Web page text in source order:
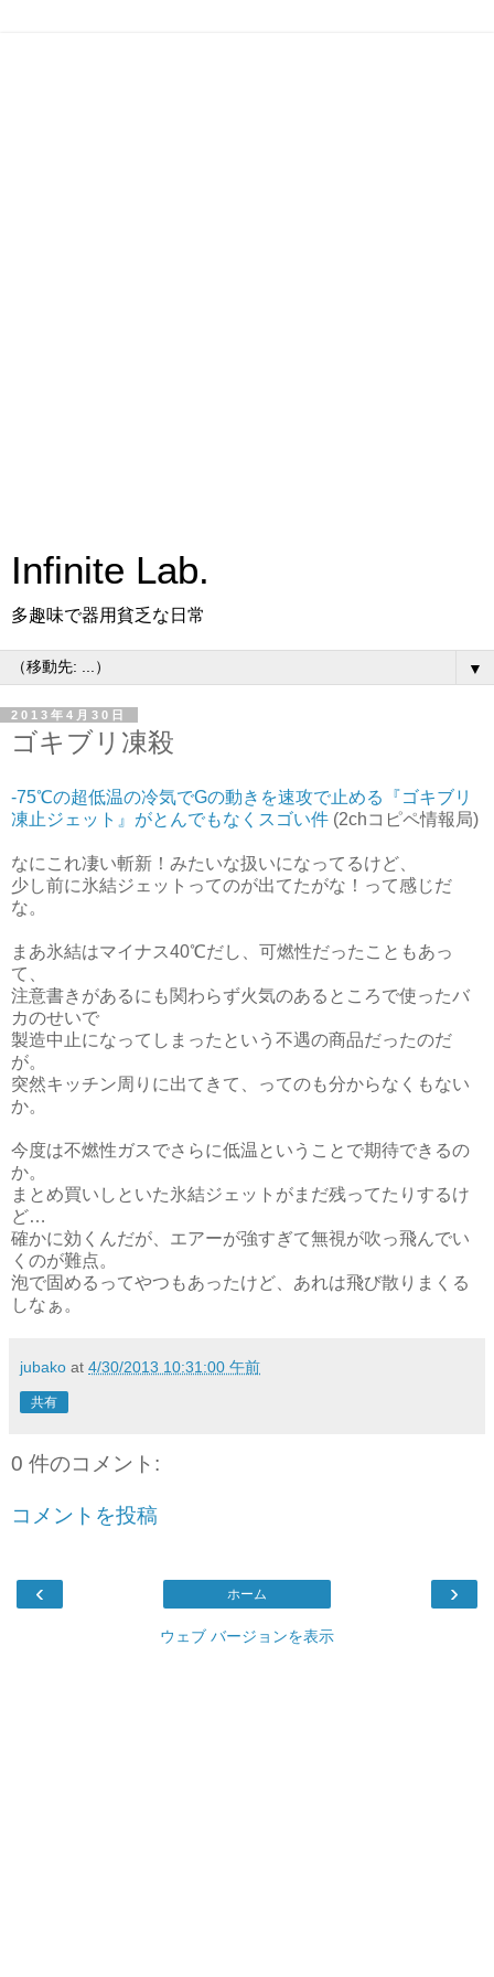
Infinite Lab.
多趣味で器用貧乏な日常
▼
2013年4月30日
ゴキブリ凍殺
-75℃の超低温の冷気でGの動きを速攻で止める『ゴキブリ
凍止ジェット』がとんでもなくスゴい件 (2chコピペ情報局)
なにこれ凄い斬新！みたいな扱いになってるけど、
少し前に氷結ジェットってのが出てたがな！って感じだ
な。
まあ氷結はマイナス40℃だし、可燃性だったこともあっ
て、
注意書きがあるにも関わらず火気のあるところで使ったバ
カのせいで
製造中止になってしまったという不遇の商品だったのだ
が。
突然キッチン周りに出てきて、ってのも分からなくもない
か。
今度は不燃性ガスでさらに低温ということで期待できるの
か。
まとめ買いしといた氷結ジェットがまだ残ってたりするけ
ど…
確かに効くんだが、エアーが強すぎて無視が吹っ飛んでい
くのが難点。
泡で固めるってやつもあったけど、あれは飛び散りまくる
しなぁ。
jubako at 4/30/2013 10:31:00 午前
共有
0 件のコメント:
コメントを投稿
‹ ›
ホーム
ウェブ バージョンを表示